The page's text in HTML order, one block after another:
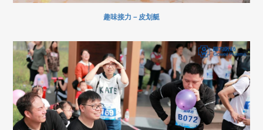
趣味接力－皮划艇